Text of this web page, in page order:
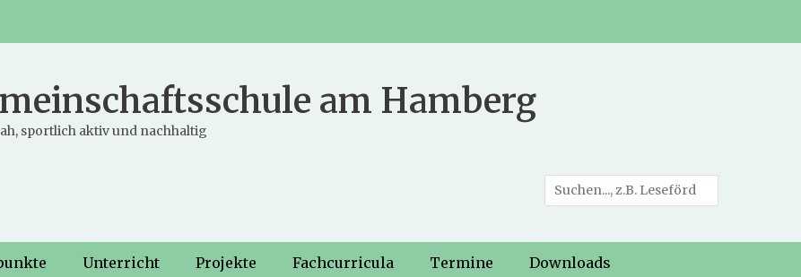
am Hamberg
sportlich aktiv und nachhaltig
Suche
nach:
Unterricht Projekte Fachcurricula Termine Downloads